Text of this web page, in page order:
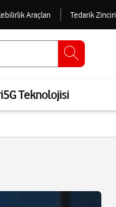
Araçları Tedarik Zinciri
5G Teknolojisi